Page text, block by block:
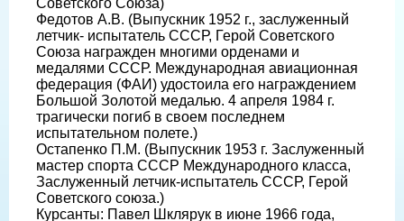
Советского Союза)
Федотов А.В. (Выпускник 1952 г., заслуженный
летчик- испытатель СССР, Герой Советского
Союза награжден многими орденами и
медалями СССР. Международная авиационная
федерация (ФАИ) удостоила его награждением
Большой Золотой медалью. 4 апреля 1984 г.
трагически погиб в своем последнем
испытательном полете.)
Остапенко П.М. (Выпускник 1953 г. Заслуженный
мастер спорта СССР Международного класса,
Заслуженный летчик-испытатель СССР, Герой
Советского союза.)
Курсанты: Павел Шклярук в июне 1966 года,